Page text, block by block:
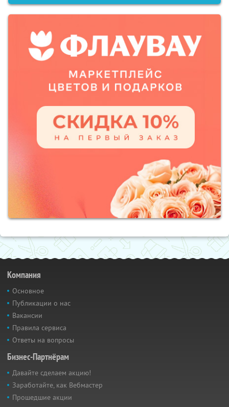
Компания
Основное
Публикации о нас
Вакансии
Правила сервиса
Ответы на вопросы
Бизнес-Партнёрам
Давайте сделаем акцию!
Заработайте, как Вебмастер
Прошедшие акции